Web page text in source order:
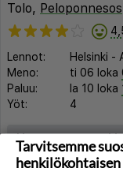
Tolo, Peloponnesos
Lennot: Helsinki -
Meno:
ti 06 loka
Paluu:
la 10 loka
Yöt:
4
Huoneen tyyppi
Tarvitsemme